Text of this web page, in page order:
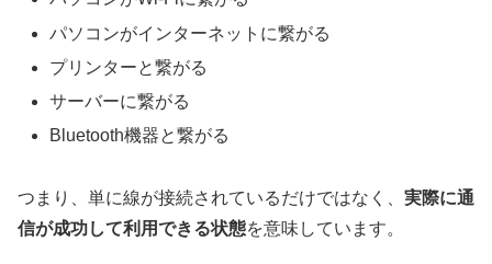
パソコンがインターネットに繋がる
プリンターと繋がる
サーバーに繋がる
Bluetooth機器と繋がる
つまり、単に線が接続されているだけではなく、 実際に通
信が成功して利用できる状態を意味しています。